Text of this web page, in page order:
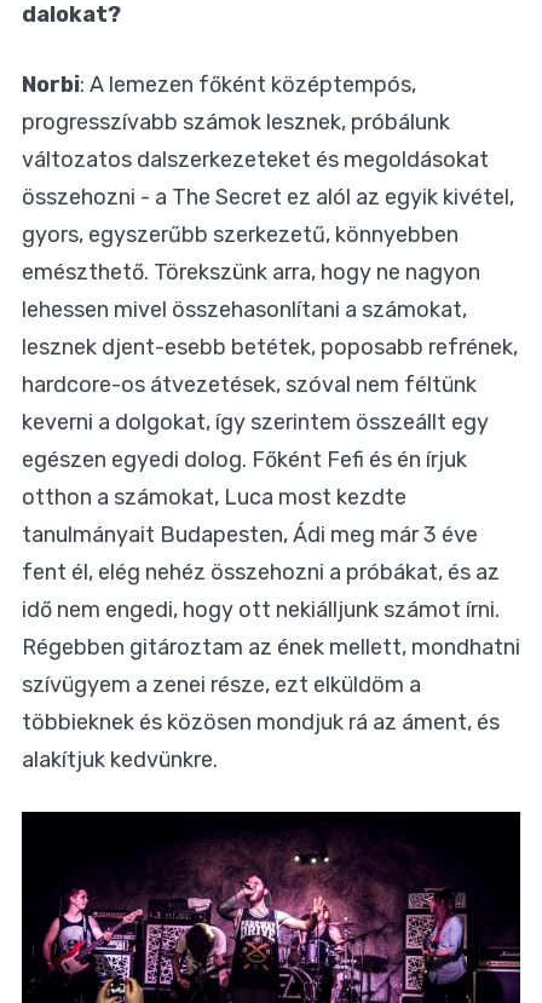
dalokat?
Norbi: A lemezen főként középtempós,
progresszívabb számok lesznek, próbálunk
változatos dalszerkezeteket és megoldásokat
összehozni - a The Secret ez alól az egyik kivétel,
gyors, egyszerűbb szerkezetű, könnyebben
emészthető. Törekszünk arra, hogy ne nagyon
lehessen mivel összehasonlítani a számokat,
lesznek djent-esebb betétek, poposabb refrének,
hardcore-os átvezetések, szóval nem féltünk
keverni a dolgokat, így szerintem összeállt egy
egészen egyedi dolog. Főként Fefi és én írjuk
otthon a számokat, Luca most kezdte
tanulmányait Budapesten, Ádi meg már 3 éve
fent él, elég nehéz összehozni a próbákat, és az
idő nem engedi, hogy ott nekiálljunk számot írni.
Régebben gitároztam az ének mellett, mondhatni
szívügyem a zenei része, ezt elküldöm a
többieknek és közösen mondjuk rá az áment, és
alakítjuk kedvünkre.